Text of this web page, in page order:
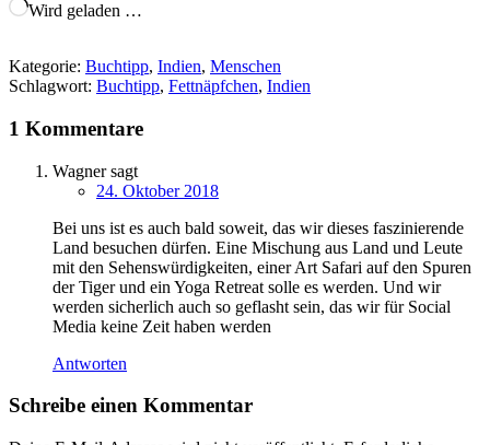
Wird geladen …
Kategorie: Buchtipp, Indien, Menschen
Schlagwort: Buchtipp, Fettnäpfchen, Indien
1 Kommentare
Wagnersagt
24. Oktober 2018
Bei uns ist es auch bald soweit, das wir dieses faszinierende
Land besuchen dürfen. Eine Mischung aus Land und Leute
mit den Sehenswürdigkeiten, einer Art Safari auf den Spuren
der Tiger und ein Yoga Retreat solle es werden. Und wir
werden sicherlich auch so geflasht sein, das wir für Social
Media keine Zeit haben werden
Antworten
Schreibe einen Kommentar